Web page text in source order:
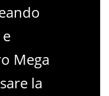
Mega
la